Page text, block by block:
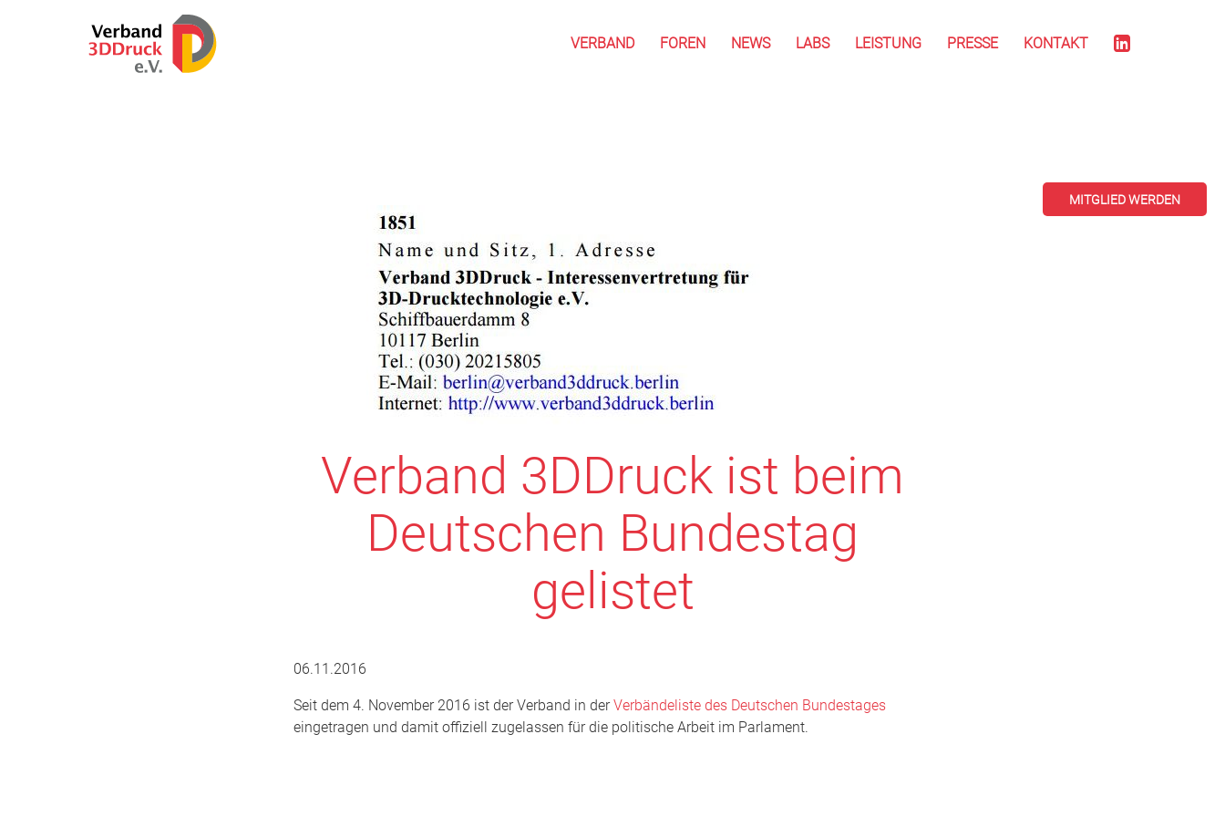
VERBAND FOREN NEWS LABS LEISTUNG PRESSE KONTAKT
Verband 3DDruck ist beim
Deutschen Bundestag
gelistet
06.11.2016
Seit dem 4. November 2016 ist der Verband in derVerbändeliste des Deutschen Bundestages
eingetragen und damit offiziell zugelassen für die politische Arbeit im Parlament.
MITGLIED WERDEN